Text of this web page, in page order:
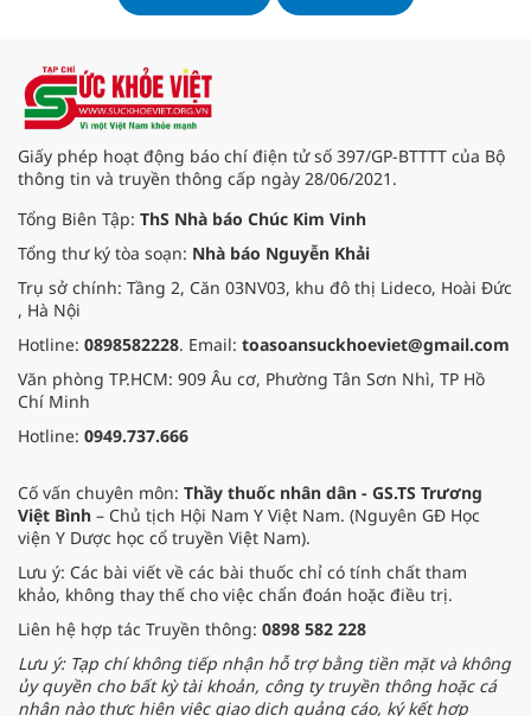
Giấy phép hoạt động báo chí điện tử số 397/GP-BTTTT của Bộ
thông tin và truyền thông cấp ngày 28/06/2021.
Tổng Biên Tập: ThS Nhà báo Chúc Kim Vinh
Tổng thư ký tòa soạn: Nhà báo Nguyễn Khải
Trụ sở chính: Tầng 2, Căn 03NV03, khu đô thị Lideco, Hoài Đức
, Hà Nội
Hotline: 0898582228. Email: toasoansuckhoeviet@gmail.com
Văn phòng TP.HCM: 909 Âu cơ, Phường Tân Sơn Nhì, TP Hồ
Chí Minh
Hotline: 0949.737.666
Cố vấn chuyên môn: Thầy thuốc nhân dân - GS.TS Trương
Việt Bình – Chủ tịch Hội Nam Y Việt Nam. (Nguyên GĐ Học
viện Y Dược học cổ truyền Việt Nam).
Lưu ý: Các bài viết về các bài thuốc chỉ có tính chất tham
khảo, không thay thế cho việc chẩn đoán hoặc điều trị.
Liên hệ hợp tác Truyền thông: 0898 582 228
Lưu ý: Tạp chí không tiếp nhận hỗ trợ bằng tiền mặt và không
ủy quyền cho bất kỳ tài khoản, công ty truyền thông hoặc cá
nhân nào thực hiện việc giao dịch quảng cáo, ký kết hợp